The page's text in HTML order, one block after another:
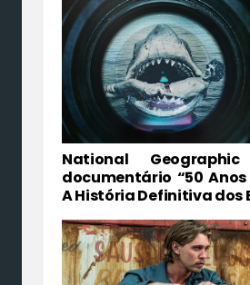
National
documentário “50
A História Definitiva dos